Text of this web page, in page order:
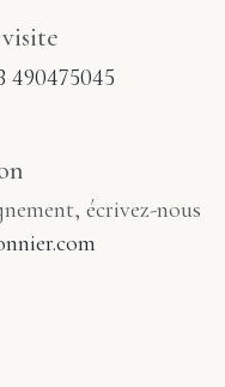
490475045
écrivez-nous